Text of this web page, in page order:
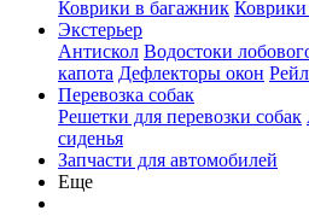
Коврики в багажник Коврики
Экстерьер
Антискол Водостоки
капота Дефлекторы окон
Перевозка собак
Решетки для перевозки собак
сиденья
Запчасти для автомобилей
Еще